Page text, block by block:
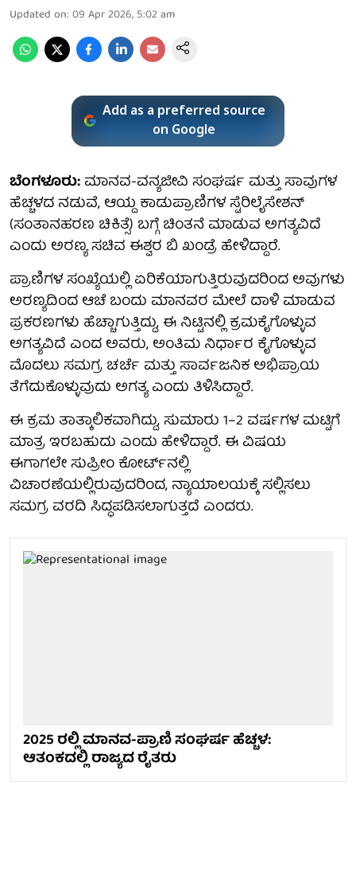
Updated on: 09 Apr 2026, 5:02 am
Add as a preferred source
on Google
ಬೆಂಗಳೂರು:ಮಾನವ-ವನ್ಯಜೀವಿ ಸಂಘರ್ಷ ಮತ್ತು ಸಾವುಗಳ
ಹೆಚ್ಚಳದ ನಡುವೆ, ಆಯ್ದ ಕಾಡುಪ್ರಾಣಿಗಳ ಸ್ಟೆರಿಲೈಸೇಶನ್
(ಸಂತಾನಹರಣ ಚಿಕಿತ್ಸೆ) ಬಗ್ಗೆ ಚಿಂತನೆ ಮಾಡುವ ಅಗತ್ಯವಿದೆ
ಎಂದು ಅರಣ್ಯ ಸಚಿವ ಈಶ್ವರ ಬಿ ಖಂಡ್ರೆ ಹೇಳಿದ್ದಾರೆ.
ಪ್ರಾಣಿಗಳ ಸಂಖ್ಯೆಯಲ್ಲಿ ಏರಿಕೆಯಾಗುತ್ತಿರುವುದರಿಂದ ಅವುಗಳು
ಅರಣ್ಯದಿಂದ ಆಚೆ ಬಂದು ಮಾನವರ ಮೇಲೆ ದಾಳಿ ಮಾಡುವ
ಪ್ರಕರಣಗಳು ಹೆಚ್ಚಾಗುತ್ತಿದ್ದು, ಈ ನಿಟ್ಟಿನಲ್ಲಿ ಕ್ರಮಕೈಗೊಳ್ಳುವ
ಅಗತ್ಯವಿದೆ ಎಂದ ಅವರು, ಅಂತಿಮ ನಿರ್ಧಾರ ಕೈಗೊಳ್ಳುವ
ಮೊದಲು ಸಮಗ್ರ ಚರ್ಚೆ ಮತ್ತು ಸಾರ್ವಜನಿಕ ಅಭಿಪ್ರಾಯ
ತೆಗೆದುಕೊಳ್ಳುವುದು ಅಗತ್ಯ ಎಂದು ತಿಳಿಸಿದ್ದಾರೆ.
ಈ ಕ್ರಮ ತಾತ್ಕಾಲಿಕವಾಗಿದ್ದು, ಸುಮಾರು 1–2 ವರ್ಷಗಳ ಮಟ್ಟಿಗೆ
ಮಾತ್ರ ಇರಬಹುದು ಎಂದು ಹೇಳಿದ್ದಾರೆ. ಈ ವಿಷಯ
ಈಗಾಗಲೇ ಸುಪ್ರೀಂ ಕೋರ್ಟ್‌ನಲ್ಲಿ
ವಿಚಾರಣೆಯಲ್ಲಿರುವುದರಿಂದ, ನ್ಯಾಯಾಲಯಕ್ಕೆ ಸಲ್ಲಿಸಲು
ಸಮಗ್ರ ವರದಿ ಸಿದ್ಧಪಡಿಸಲಾಗುತ್ತದೆ ಎಂದರು.
2025 ರಲ್ಲಿ ಮಾನವ-ಪ್ರಾಣಿ ಸಂಘರ್ಷ ಹೆಚ್ಚಳ:
ಆತಂಕದಲ್ಲಿ ರಾಜ್ಯದ ರೈತರು